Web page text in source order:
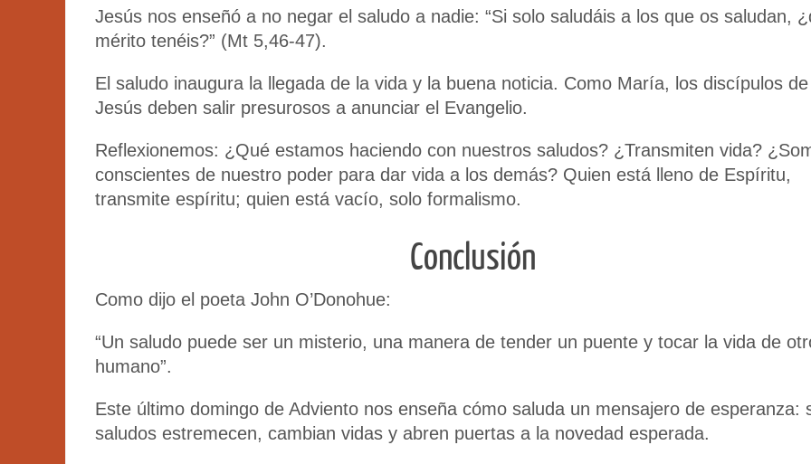
Jesús nos enseñó a no negar el saludo a nadie: “Si solo saludáis a los que os saludan,
mérito tenéis?” (Mt 5,46-47).
El saludo inaugura la llegada de la vida y la buena noticia. Como María, los discípulos de
Jesús deben salir presurosos a anunciar el Evangelio.
Reflexionemos: ¿Qué estamos haciendo con nuestros saludos? ¿Transmiten vida?
conscientes de nuestro poder para dar vida a los demás? Quien está lleno de Espíritu,
transmite espíritu; quien está vacío, solo formalismo.
Conclusión
Como dijo el poeta John O’Donohue:
“Un saludo puede ser un misterio, una manera de tender un puente y tocar la vida de
humano”.
Este último domingo de Adviento nos enseña cómo saluda un mensajero de esperanza:
saludos estremecen, cambian vidas y abren puertas a la novedad esperada.